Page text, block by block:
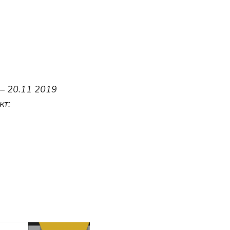
20.11 2019